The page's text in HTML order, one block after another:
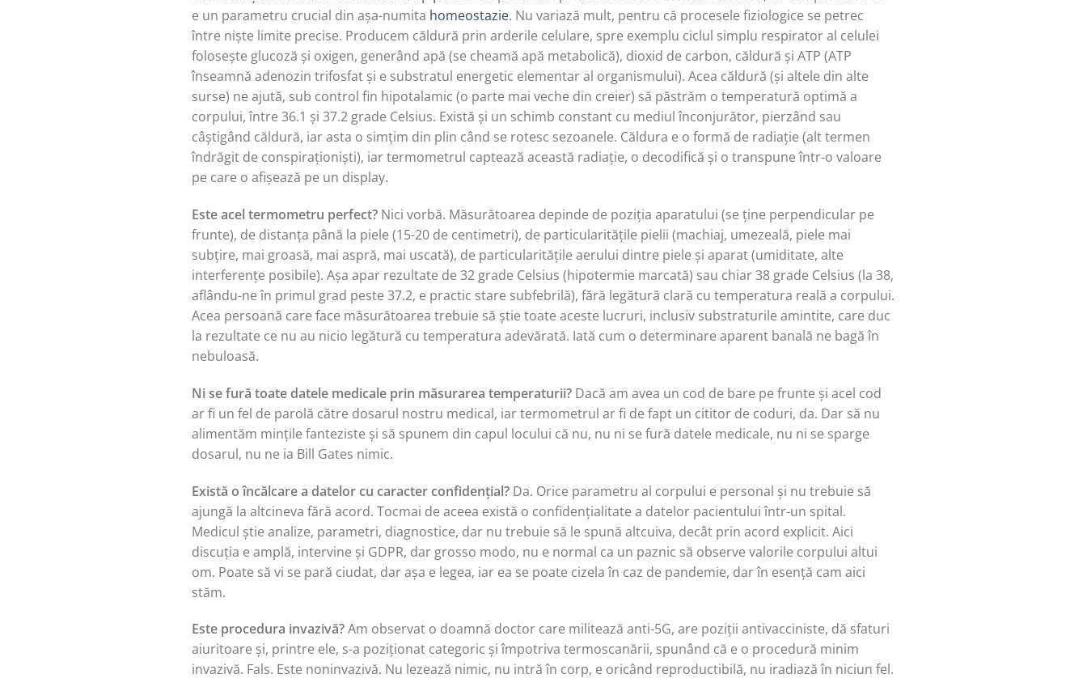
e un parametru crucial din așa-numita homeostazie. Nu variază mult, pentru că procesele fiziologice se petrec
între niște limite precise. Producem căldură prin arderile celulare, spre exemplu ciclul simplu respirator al celulei
folosește glucoză și oxigen, generând apă (se cheamă apă metabolică), dioxid de carbon, căldură și ATP (ATP
înseamnă adenozin trifosfat și e substratul energetic elementar al organismului). Acea căldură (și altele din alte
surse) ne ajută, sub control fin hipotalamic (o parte mai veche din creier) să păstrăm o temperatură optimă a
corpului, între 36.1 și 37.2 grade Celsius. Există și un schimb constant cu mediul înconjurător, pierzând sau
câștigând căldură, iar asta o simțim din plin când se rotesc sezoanele. Căldura e o formă de radiație (alt termen
îndrăgit de conspiraționiști), iar termometrul captează această radiație, o decodifică și o transpune într-o valoare
pe care o afișează pe un display.
Este acel termometru perfect? Nici vorbă. Măsurătoarea depinde de poziția aparatului (se ține perpendicular pe
frunte), de distanța până la piele (15-20 de centimetri), de particularitățile pielii (machiaj, umezeală, piele mai
subțire, mai groasă, mai aspră, mai uscată), de particularitățile aerului dintre piele și aparat (umiditate, alte
interferențe posibile). Așa apar rezultate de 32 grade Celsius (hipotermie marcată) sau chiar 38 grade Celsius (la 38,
aflându-ne în primul grad peste 37.2, e practic stare subfebrilă), fără legătură clară cu temperatura reală a corpului.
Acea persoană care face măsurătoarea trebuie să știe toate aceste lucruri, inclusiv substraturile amintite, care duc
la rezultate ce nu au nicio legătură cu temperatura adevărată. Iată cum o determinare aparent banală ne bagă în
nebuloasă.
Ni se fură toate datele medicale prin măsurarea temperaturii? Dacă am avea un cod de bare pe frunte și acel cod
ar fi un fel de parolă către dosarul nostru medical, iar termometrul ar fi de fapt un cititor de coduri, da. Dar să nu
alimentăm mințile fanteziste și să spunem din capul locului că nu, nu ni se fură datele medicale, nu ni se sparge
dosarul, nu ne ia Bill Gates nimic.
Există o încălcare a datelor cu caracter confidențial? Da. Orice parametru al corpului e personal și nu trebuie să
ajungă la altcineva fără acord. Tocmai de aceea există o confidențialitate a datelor pacientului într-un spital.
Medicul știe analize, parametri, diagnostice, dar nu trebuie să le spună altcuiva, decât prin acord explicit. Aici
discuția e amplă, intervine și GDPR, dar grosso modo, nu e normal ca un paznic să observe valorile corpului altui
om. Poate să vi se pară ciudat, dar așa e legea, iar ea se poate cizela în caz de pandemie, dar în esență cam aici
stăm.
Este procedura invazivă?Am observat o doamnă doctor care militează anti-5G, are poziții antivacciniste, dă sfaturi
aiuritoare și, printre ele, s-a poziționat categoric și împotriva termoscanării, spunând că e o procedură minim
invazivă. Fals. Este noninvazivă. Nu lezează nimic, nu intră în corp, e oricând reproductibilă, nu iradiază în niciun fel.